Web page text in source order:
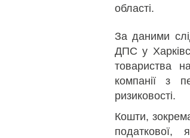
області.
За даними
ДПС у
товариства
компанії з
ризиковості.
Кошти,
податкової,